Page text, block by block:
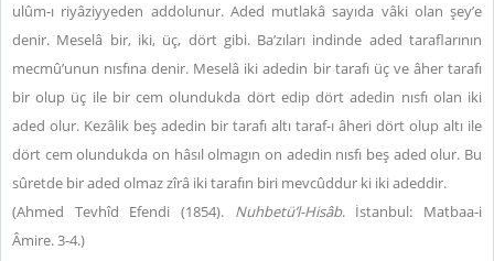
ulûm-ı riyâziyyeden addolunur. Aded mutlakâ sayıda vâki olan şey’e
denir. Meselâ bir, iki, üç, dört gibi. Ba’zıları indinde aded taraflarının
mecmû’unun nısfına denir. Meselâ iki adedin bir tarafı üç ve âher tarafı
bir olup üç ile bir cem olundukda dört edip dört adedin nısfı olan iki
aded olur. Kezâlik beş adedin bir tarafı altı taraf-ı âheri dört olup altı ile
dört cem olundukda on hâsıl olmagın on adedin nısfı beş aded olur. Bu
sûretde bir aded olmaz zîrâ iki tarafın biri mevcûddur ki iki adeddir.
(Ahmed Tevhîd Efendi (1854). Nuhbetü’l-Hisâb. İstanbul: Matbaa-i
Âmire. 3-4.)